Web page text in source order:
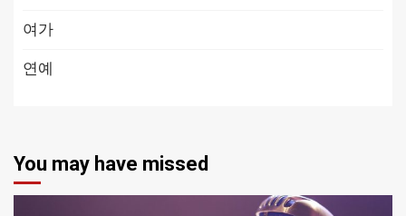
여가
연예
You may have missed